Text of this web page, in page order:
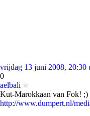
vrijdag 13 juni 2008, 20:30
0
aelbali
Kut-Marokkaan van Fok! ;)
http://www.dumpert.nl/